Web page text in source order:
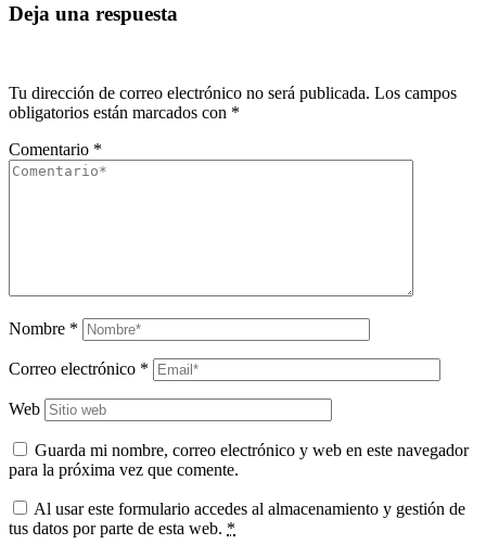
Deja una respuesta
Tu dirección de correo electrónico no será publicada. Los campos
obligatorios están marcados con *
Comentario *
Nombre *
Correo electrónico *
Web
Guarda mi nombre, correo electrónico y web en este navegador
para la próxima vez que comente.
Al usar este formulario accedes al almacenamiento y gestión de
tus datos por parte de esta web. *